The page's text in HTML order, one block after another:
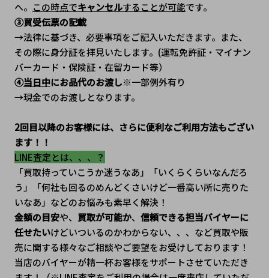
へ。 この時点でキャンセルすることが可能です。
③買受伝票の記載
→法律に基づき、必要事項をご記入いただきます。また、
その際に身分証を拝見いたします。(運転免許証・マイナン
バーカード・保険証・在留カード等）
④当日中にお品代のお渡し※一部例外有り
→現金でのお渡しとなります。
2回目以降のお客様には、さらに便利なご利用方法もござい
ます！！
LINE査定とは、、、？
「買取持っていこうか迷うなあ」「いくらくらいなんだろ
う」「何社も回るのめんどくさいけど一番高い所に売りた
いなあ」などのお悩みも素早く解決！
金額の目安や、 買取が可能か、 信頼できる担当バイヤーに
任せたいけどいついるのかわからない、、、など買取や販
売に関する様々なご相談やご要望をお受けしております！
当店のバイヤーが精一杯お客様をサポートさせていただき